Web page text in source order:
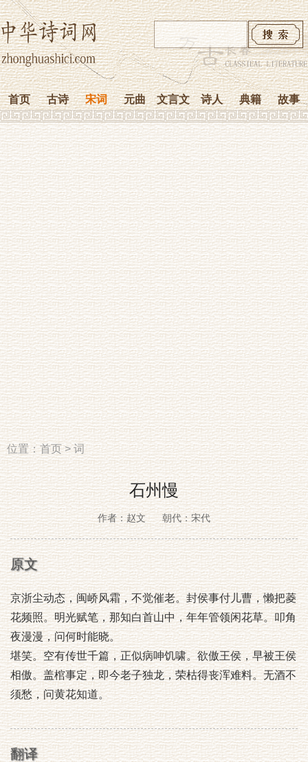
首页 古诗 宋词 元曲 文言文 诗人 典籍 故事
位置：首页>词
石州慢
作者：赵文 朝代：宋代
原文
京浙尘动态，闽峤风霜，不觉催老。封侯事付儿曹，懒把菱
花频照。明光赋笔，那知白首山中，年年管领闲花草。叩角
夜漫漫，问何时能晓。
堪笑。空有传世千篇，正似病呻饥啸。欲傲王侯，早被王侯
相傲。盖棺事定，即今老子独龙，荣枯得丧浑难料。无酒不
须愁，问黄花知道。
翻译